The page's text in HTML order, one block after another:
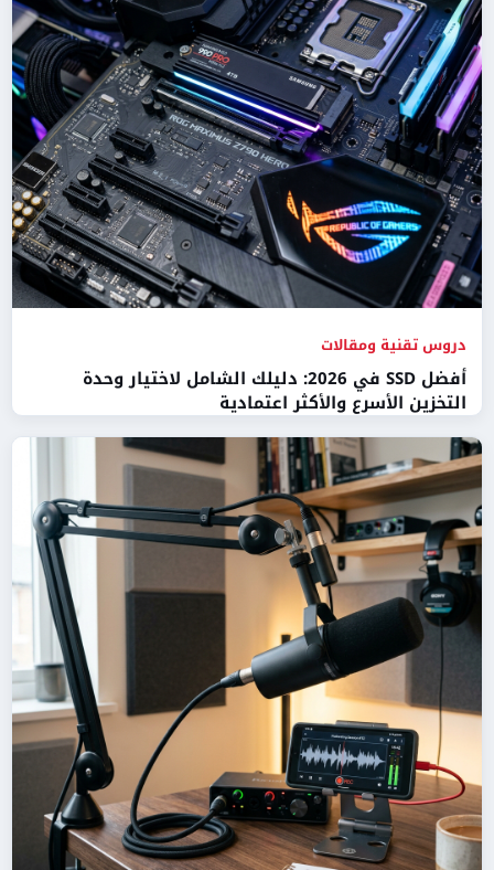
دروس تقنية ومقالات
أفضل SSD في 2026: دليلك الشامل لاختيار وحدة
التخزين الأسرع والأكثر اعتمادية